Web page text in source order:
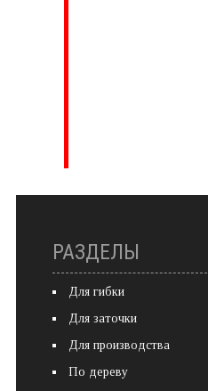
РАЗДЕЛЫ
Для гибки
Для заточки
Для производства
По дереву